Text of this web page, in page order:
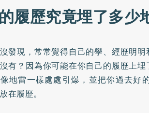
履歷究竟埋了多少
發現，常常覺得自己的學、經歷明
有？因為你可能在你自己的履歷上
地雷一樣處處引爆，並把你過去好
在履歷。